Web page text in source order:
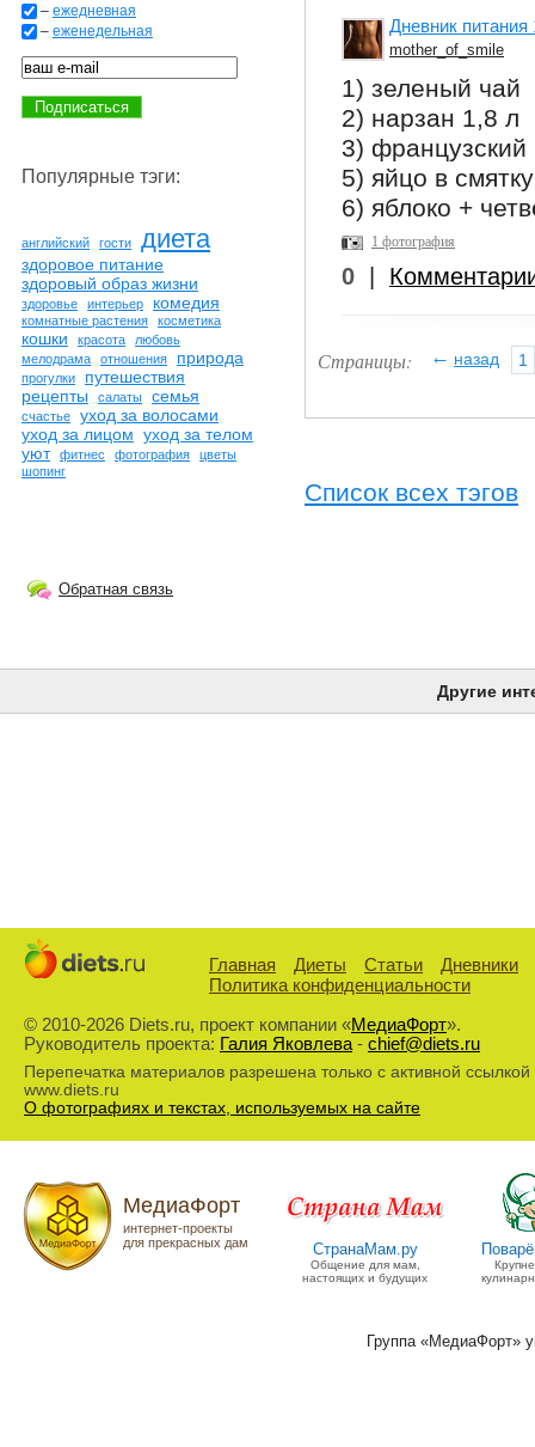
Дневник
mother_of_smile
1) зеленый чай
2) нарзан 1,8 л
3) французский
5) яйцо в смятку
6) яблоко +
1 фотография
0
Страницы: назад
← 1
Список всех тэгов
– ежедневная
– еженедельная
Популярные тэги:
английский гости диета
здоровое питание
здоровый образ жизни
здоровье интерьер комедия
комнатные растения косметика
кошки красота
любовь
мелодрама
отношения природа
прогулки
путешествия
рецепты
салаты семья
счастье
уход за волосами
уход за лицом уход за телом
уют
фитнес фотография
цветы
шопинг
Обратная связь
Другие
Главная Диеты Статьи
Дневники
Политика конфиденциальности
© 2010-2026 Diets.ru, проект компании «МедиаФорт».
Руководитель проекта: Галия Яковлева- chief@diets.ru
Перепечатка материалов разрешена только с активной ссылкой
www.diets.ru
О фотографиях и текстах, используемых на сайте
МедиаФорт
интернет-проекты
для прекрасных дам
СтранаМам.ру
Общение для мам,
настоящих и будущих
Группа «МедиаФорт»